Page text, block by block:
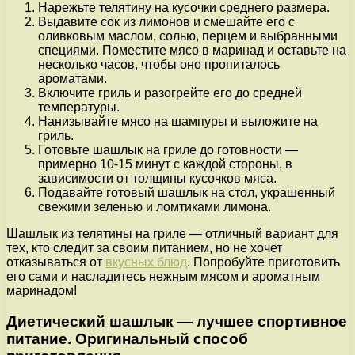
Нарежьте телятину на кусочки среднего размера.
Выдавите сок из лимонов и смешайте его с
оливковым маслом, солью, перцем и выбранными
специями. Поместите мясо в маринад и оставьте на
несколько часов, чтобы оно пропиталось
ароматами.
Включите гриль и разогрейте его до средней
температуры.
Нанизывайте мясо на шампуры и выложите на
гриль.
Готовьте шашлык на гриле до готовности —
примерно 10-15 минут с каждой стороны, в
зависимости от толщины кусочков мяса.
Подавайте готовый шашлык на стол, украшенный
свежими зеленью и ломтиками лимона.
Шашлык из телятины на гриле — отличный вариант для
тех, кто следит за своим питанием, но не хочет
отказываться от вкусных блюд. Попробуйте приготовить
его сами и насладитесь нежным мясом и ароматным
маринадом!
Диетический шашлык — лучшее спортивное
питание. Оригинальный способ